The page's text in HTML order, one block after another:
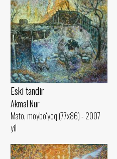
Eski tandir
Akmal Nur
Mato, moybo‘yoq (77x86) - 2007
yil